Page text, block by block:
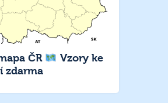
ČR
Vzory ke
zdarma